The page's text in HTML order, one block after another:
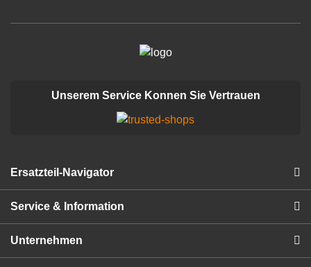
Unserem Service Konnen Sie Vertrauen
Ersatzteil-Navigator
Service & Information
Unternehmen